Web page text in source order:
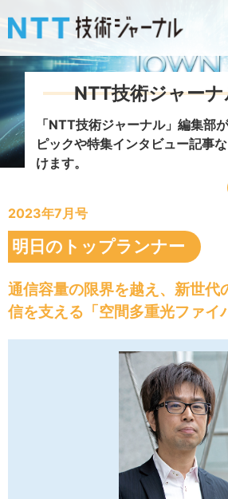
新着情報
掲載月毎記事
イベントカレンダー
問い合わせ
サイトマップ
NTT技術ジャー
「NTT技術ジャーナル」編集部
ピックや特集インタビュー記事
けます。
2023年7月号
明日のトップランナー
通信容量の限界を越え、新世代
信を支える「空間多重光ファイ